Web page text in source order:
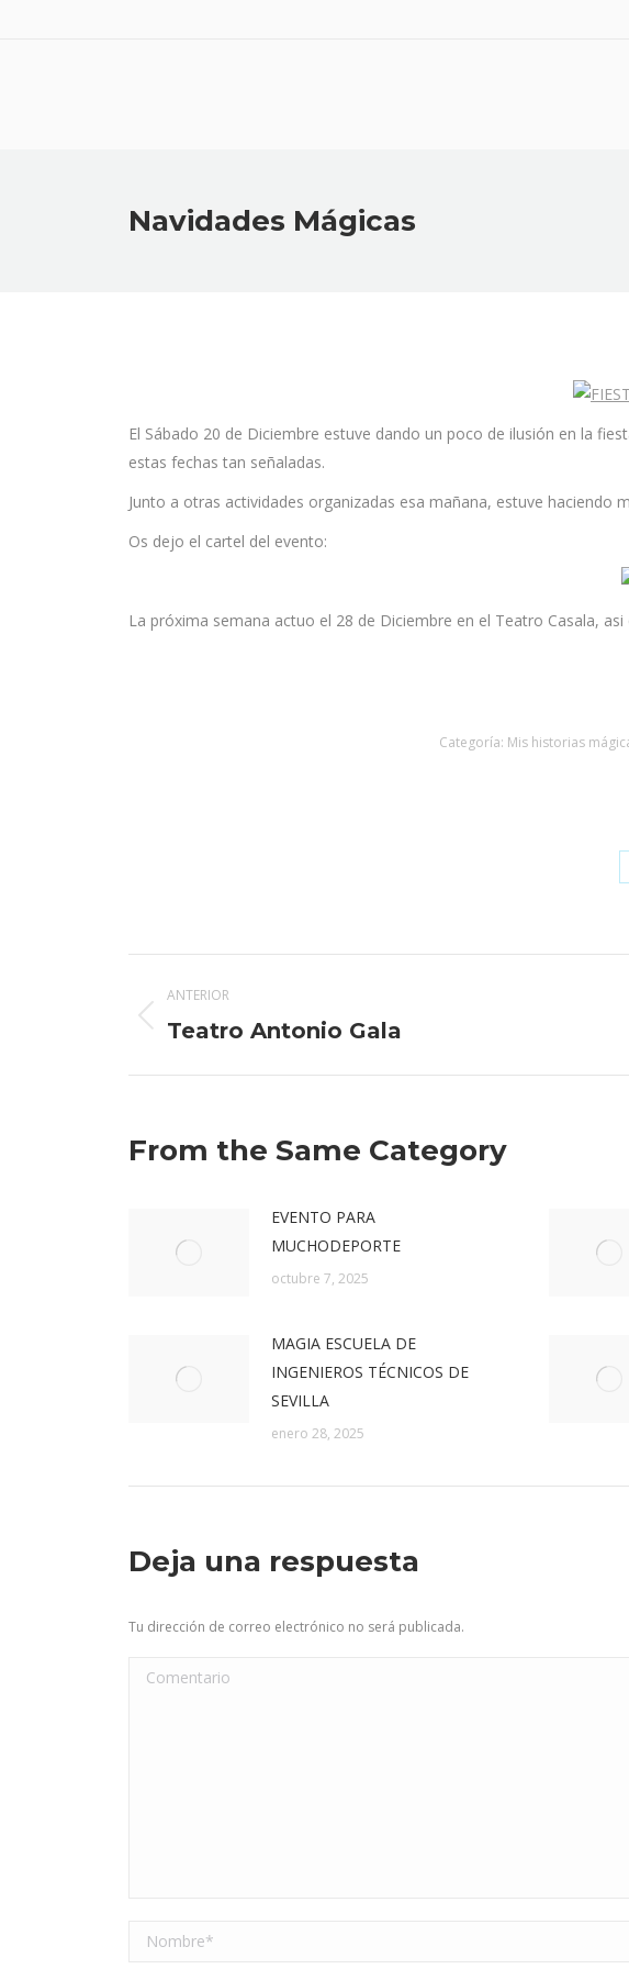
Navidades Mágicas
El Sábado 20 de Diciembre estuve dando un poco de ilusión en la
estas fechas tan señaladas.
Junto a otras actividades organizadas esa mañana, estuve haciendo
Os dejo el cartel del evento:
La próxima semana actuo el 28 de Diciembre en el Teatro Casala,
Categoría: Mis historias
entre
publicaciones
ANTERIOR
Publicación
Teatro Antonio Gala
From the Same Category
EVENTO PARA
MUCHODEPORTE
octubre 7, 2025
MAGIA ESCUELA DE
INGENIEROS TÉCNICOS DE
SEVILLA
enero 28, 2025
Deja una respuesta
Tu dirección de correo electrónico no será publicada.
Comentario
Nombre *